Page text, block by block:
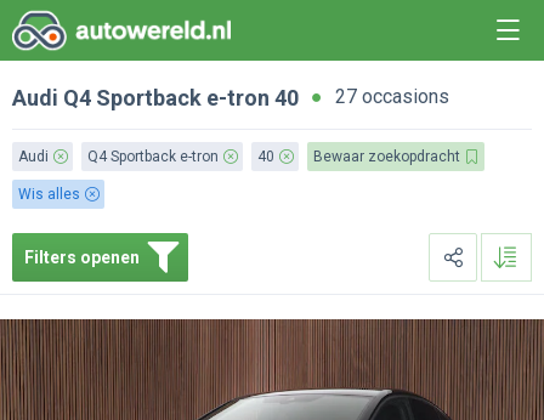
Audi Q4 Sportback e-tron 40 27 occasions
Audi Q4 Sportback e-tron 40 Bewaar zoekopdracht
Wis alles
Filters openen